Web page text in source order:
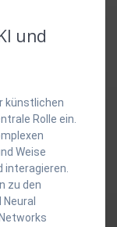
und
künstlichen
Rolle ein.
Weise
interagieren.
zu den